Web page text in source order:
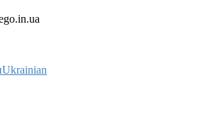
Ukrainian‎